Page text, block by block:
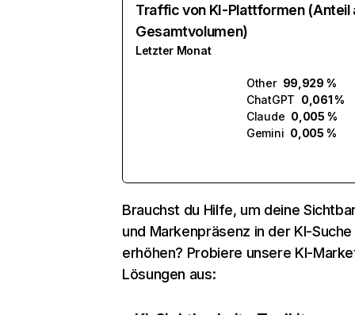
Traffic von KI-Plattformen (Anteil
Gesamtvolumen)
Letzter Monat
Other 99,929 %
ChatGPT 0,061 %
Claude 0,005 %
Gemini 0,005 %
Brauchst du Hilfe, um deine
und Markenpräsenz in der KI-Suche
erhöhen? Probiere unsere KI-
Lösungen aus: